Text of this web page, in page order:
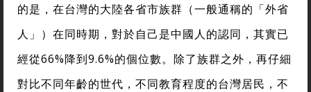
的是，在台灣的大陸各省市族群（一般通稱的「外省
人」）在同時期，對於自己是中國人的認同，其實已
經從66%降到9.6%的個位數。除了族群之外，再仔細
對比不同年齡的世代，不同教育程度的台灣居民，不